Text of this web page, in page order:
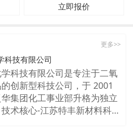
立即报价
更多>>
科技有限公司
科技有限公司是专注于二氧
创新型科技公司，于 2001
集团化工事业部升格为独立
术核心-江苏特丰新材料科技